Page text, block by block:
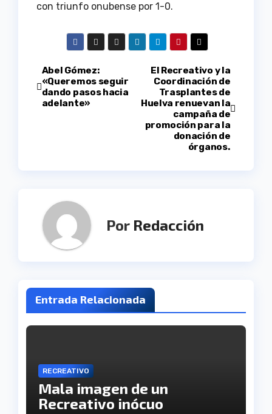
con triunfo onubense por 1-0.
Navegación
de
El Recreativo y la
Coordinación de
Trasplantes de
Huelva renuevan la
campaña de
promoción para la
donación de
órganos.
Abel Gómez:
«Queremos seguir
dando pasos hacia
adelante»
Por Redacción
Entrada Relacionada
RECREATIVO
Mala imagen de un
Recreativo inócuo